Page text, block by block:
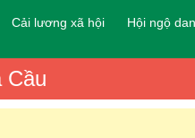
Cải lương xã hội Hội ngộ
Cầu